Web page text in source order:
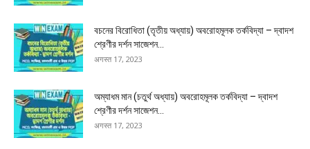
বচনের বিরোধিতা (তৃতীয় অধ্যায়) অবরোহমূলক তর্কবিদ্যা – দ্বাদশ
শ্রেণীর দর্শন সাজেশন...
अगस्त 17, 2023
অম্যাধম মান (চতুর্থ অধ্যায়) অবরোহমূলক তর্কবিদ্যা – দ্বাদশ
শ্রেণীর দর্শন সাজেশন...
अगस्त 17, 2023